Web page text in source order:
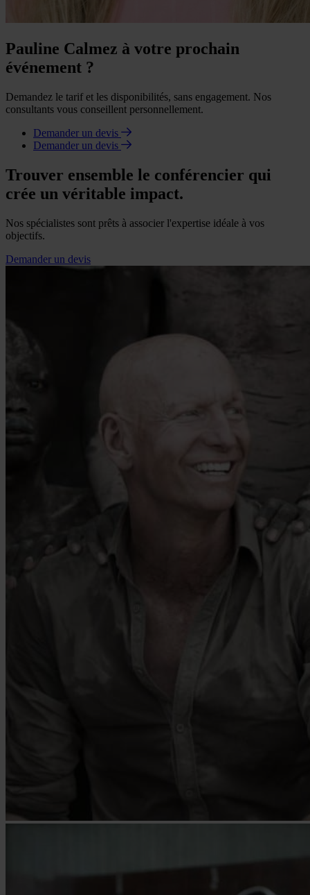
Pauline Calmez à votre prochain
événement ?
Demandez le tarif et les disponibilités, sans engagement. Nos
consultants vous conseillent personnellement.
Demander un devis
Demander un devis
Trouver ensemble le conférencier qui
crée un véritable impact.
Nos spécialistes sont prêts à associer l'expertise idéale à vos
objectifs.
Demander un devis